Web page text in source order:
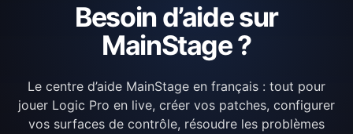
Besoin d’aide sur
MainStage ?
Le centre d’aide MainStage en français : tout pour
jouer Logic Pro en live, créer vos patches, configurer
vos surfaces de contrôle, résoudre les problèmes